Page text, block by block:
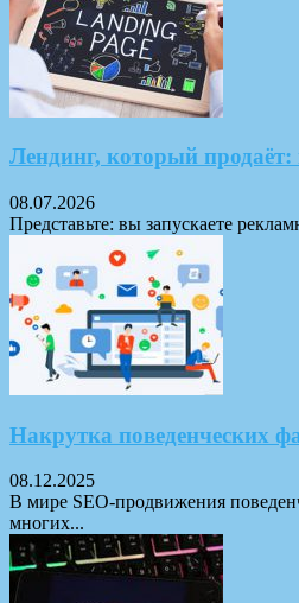
Лендинг, который
08.07.2026
Представьте: вы запускаете
Накрутка поведенческих
08.12.2025
В мире SEO-продвижения
многих...